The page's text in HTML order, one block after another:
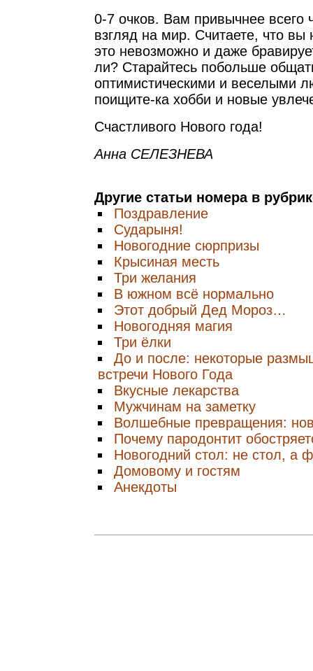
0-7 очков. Вам привычнее всего
взгляд на мир. Считаете, что вы
это невозможно и даже
ли? Старайтесь побольше
оптимистическими и веселыми
поищите-ка хобби и новые
Счастливого Нового года!
Анна СЕЛЕЗНЕВА
Другие статьи номера в
Поздравление
Сударыня!
Новогодние сюрпризы
Крысиная месть
Три желания
В южном всё нормально
Этот добрый Дед Мороз…
Новогодняя магия
Три ёлки
До и после: некоторые
встречи Нового Года
Вкусные лекарства
Мужчинам на заметку
Волшебные превращения:
Почему пародонтит
Новогодний стол: не стол, а
Домовому и гостям
Анекдоты